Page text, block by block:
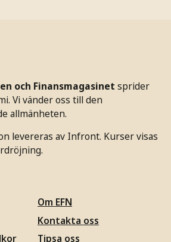
och Finansmagasinet sprider
Vi vänder oss till den
allmänheten.
levereras av Infront. Kurser visas
Om EFN
Kontakta oss
Tipsa oss